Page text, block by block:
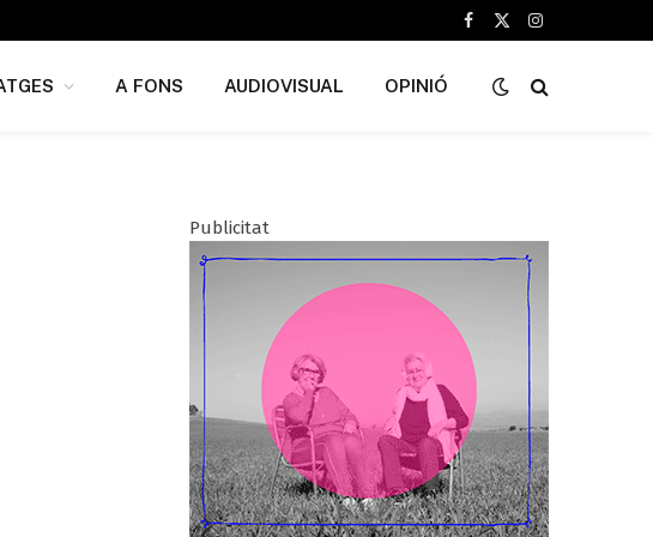
Facebook
X
Instagram
A FONS AUDIOVISUAL OPINIÓ
Publicitat